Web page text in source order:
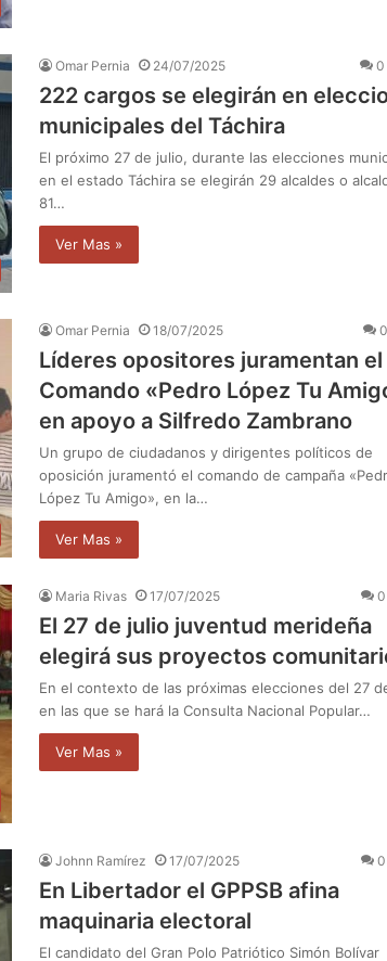
Omar Pernia 24/07/2025 0
222 cargos se elegirán en
municipales del Táchira
El próximo 27 de julio, durante las elecciones
en el estado Táchira se elegirán 29 alcaldes o
81…
Ver Mas »
Omar Pernia 18/07/2025 0
Líderes opositores juramentan el
Comando «Pedro López Tu
en apoyo a Silfredo Zambrano
Un grupo de ciudadanos y dirigentes políticos de
oposición juramentó el comando de campaña
López Tu Amigo», en la…
Ver Mas »
Maria Rivas 17/07/2025 0
El 27 de julio juventud merideña
elegirá sus proyectos
En el contexto de las próximas elecciones del 27
en las que se hará la Consulta Nacional Popular…
Ver Mas »
Johnn Ramírez 17/07/2025 0
En Libertador el GPPSB afina
maquinaria electoral
El candidato del Gran Polo Patriótico Simón Bolívar